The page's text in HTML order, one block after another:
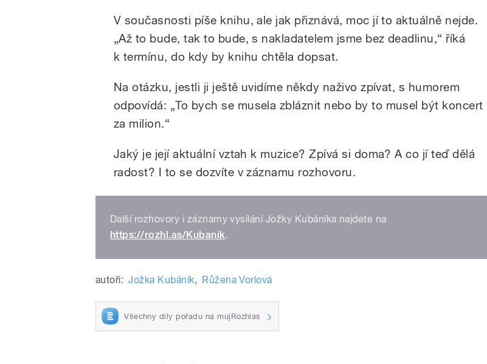
V současnosti píše knihu, ale jak přiznává, moc jí to aktuálně nejde.
„Až to bude, tak to bude, s nakladatelem jsme bez deadlinu,“ říká
k termínu, do kdy by knihu chtěla dopsat.
Na otázku, jestli ji ještě uvidíme někdy naživo zpívat, s humorem
odpovídá: „To bych se musela zbláznit nebo by to musel být koncert
za milion.“
Jaký je její aktuální vztah k muzice? Zpívá si doma? A co jí teď dělá
radost? I to se dozvíte v záznamu rozhovoru.
Další rozhovory i záznamy vysílání Jožky Kubáníka najdete na
https://rozhl.as/Kubanik.
autoři: Jožka Kubáník, Růžena Vorlová
Všechny díly pořadu na mujRozhlas